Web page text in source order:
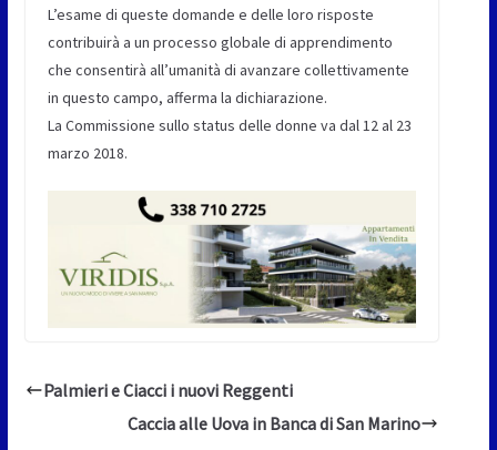
L’esame di queste domande e delle loro risposte
contribuirà a un processo globale di apprendimento
che consentirà all’umanità di avanzare collettivamente
in questo campo, afferma la dichiarazione.
La Commissione sullo status delle donne va dal 12 al 23
marzo 2018.
Palmieri e Ciacci i nuovi Reggenti
Caccia alle Uova in Banca di San Marino